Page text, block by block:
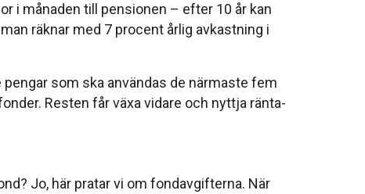
i månaden till pensionen – efter 10 år kan
räknar med 7 procent årlig avkastning i
som ska användas de närmaste fem
Resten får växa vidare och nyttja ränta-
Jo, här pratar vi om fondavgifterna. När